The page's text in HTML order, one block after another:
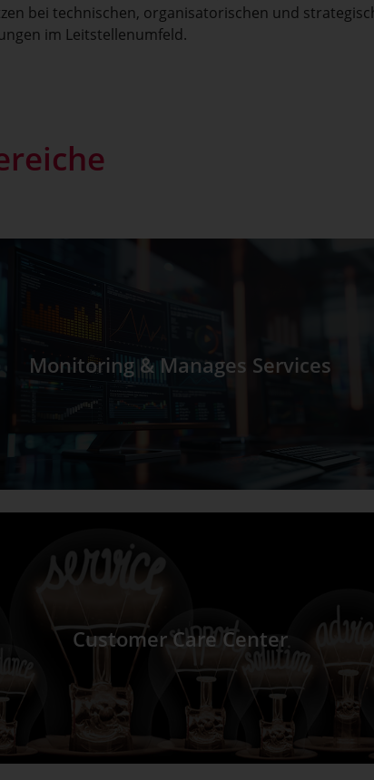
bei technischen, organisatorischen und
im Leitstellenumfeld.
Monitoring & Manages Services
Customer Care Center